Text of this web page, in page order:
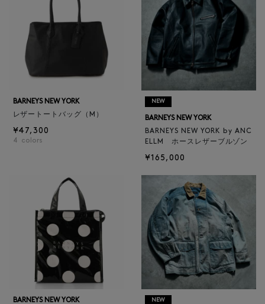
BARNEYS NEW YORK
レザートートバッグ（M）
¥47,300
4 colors
NEW
BARNEYS NEW YORK
BARNEYS NEW YORK by ANC
ELLM ホースレザーブルゾン
¥165,000
BARNEYS NEW YORK
NEW